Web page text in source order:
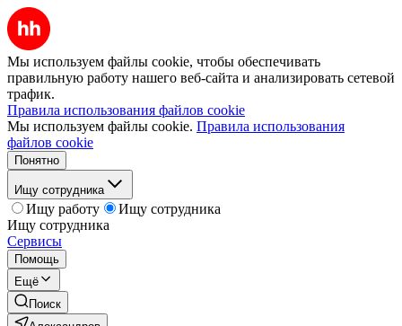
Мы используем файлы cookie, чтобы обеспечивать
правильную работу нашего веб-сайта и анализировать сетевой
трафик.
Правила использования файлов cookie
Мы используем файлы cookie. Правила использования
файлов cookie
Понятно
Ищу сотрудника
Ищу работу
Ищу сотрудника
Ищу сотрудника
Сервисы
Помощь
Ещё
Поиск